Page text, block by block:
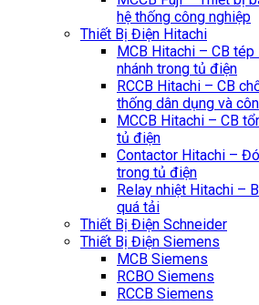
hệ thống công nghiệp
Thiết Bị Điện Hitachi
MCB Hitachi – CB
nhánh trong tủ điện
RCCB Hitachi – CB
thống dân dụng và
MCCB Hitachi – CB
tủ điện
Contactor Hitachi –
trong tủ điện
Relay nhiệt Hitachi –
quá tải
Thiết Bị Điện Schneider
Thiết Bị Điện Siemens
MCB Siemens
RCBO Siemens
RCCB Siemens